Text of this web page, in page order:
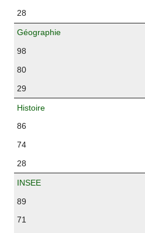
28
Géographie
98
80
29
Histoire
86
74
28
INSEE
89
71